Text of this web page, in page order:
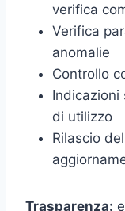
verifica
Verifica
anomalie
Controllo
Indicazioni
di utilizzo
Rilascio del
Trasparenza: